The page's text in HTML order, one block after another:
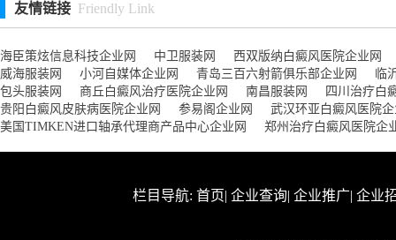
友情链接 Friendly Link
海臣策炫信息科技企业网 中卫服装网
西双版纳白癜风医院企业网
威海服装网
小河自媒体企业网 青岛三百六射箭俱乐部企业网
临
包头服装网
商丘白癜风治疗医院企业网 南昌服装网
四川治疗白
贵阳白癜风皮肤病医院企业网
参易阁企业网
武汉环亚白癜风医院
美国TIMKEN进口轴承代理商产品中心企业网
郑州治疗白癜风医院企
栏目导航: 首页| 企业查询| 企业推广| 企业